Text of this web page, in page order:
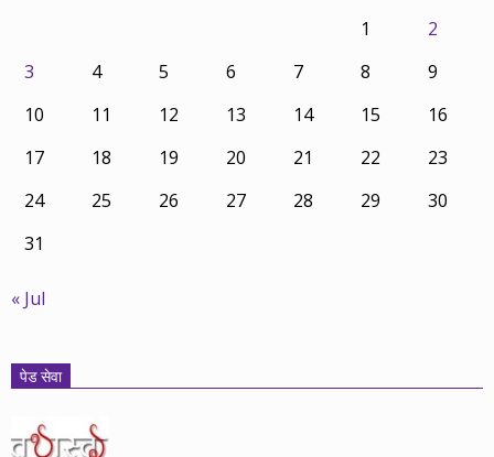
1
2
3
4 5 6 7 8
9
10
11 12 13 14 15
16
17
18 19 20 21 22
23
24
25 26 27 28 29
30
31
« Jul
पेड सेवा